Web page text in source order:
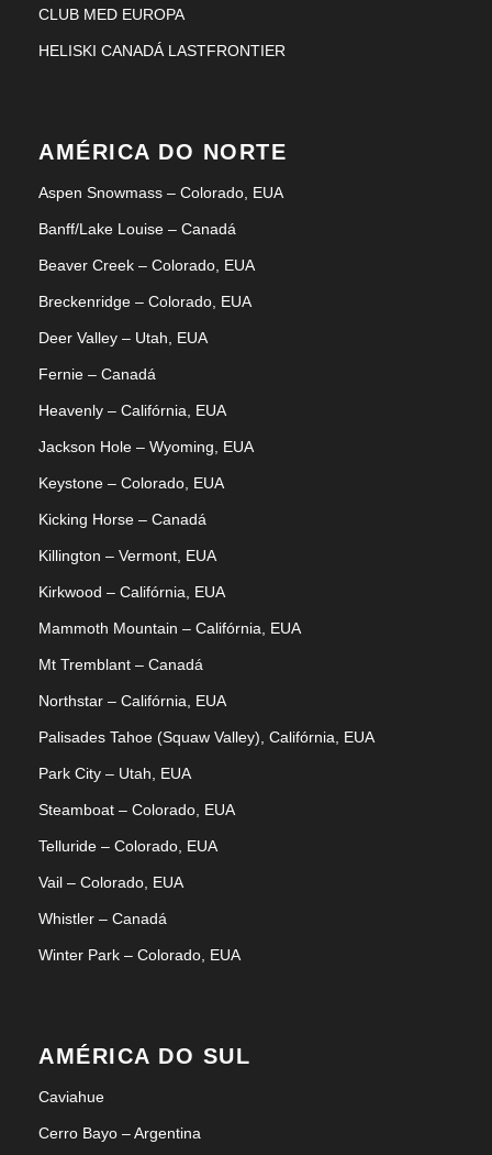
CLUB MED EUROPA
HELISKI CANADÁ LASTFRONTIER
AMÉRICA DO NORTE
Aspen Snowmass – Colorado, EUA
Banff/Lake Louise – Canadá
Beaver Creek – Colorado, EUA
Breckenridge – Colorado, EUA
Deer Valley – Utah, EUA
Fernie – Canadá
Heavenly – Califórnia, EUA
Jackson Hole – Wyoming, EUA
Keystone – Colorado, EUA
Kicking Horse – Canadá
Killington – Vermont, EUA
Kirkwood – Califórnia, EUA
Mammoth Mountain – Califórnia, EUA
Mt Tremblant – Canadá
Northstar – Califórnia, EUA
Palisades Tahoe (Squaw Valley), Califórnia, EUA
Park City – Utah, EUA
Steamboat – Colorado, EUA
Telluride – Colorado, EUA
Vail – Colorado, EUA
Whistler – Canadá
Winter Park – Colorado, EUA
AMÉRICA DO SUL
Caviahue
Cerro Bayo – Argentina